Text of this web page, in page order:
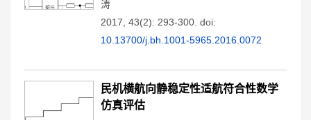
涛
2017, 43(2): 293-300. doi:
10.13700/j.bh.1001-5965.2016.0072
民机横航向静稳定性适航符合性数学
仿真评估